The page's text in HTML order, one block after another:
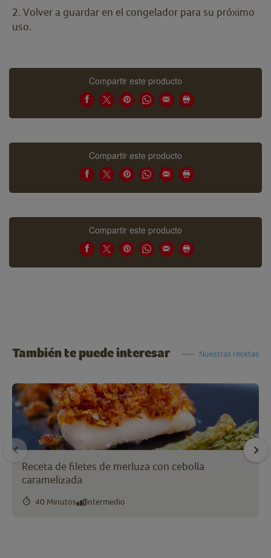
2. Volver a guardar en el congelador para su próximo
uso.
Compartir este producto
Compartir este producto
Compartir este producto
También te puede interesar Nuestras recetas
Receta de filetes de merluza con cebolla
caramelizada
40 Minutos Intermedio